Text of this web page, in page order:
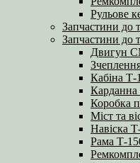
Рульове
Запчастини до
Запчастини до
Двигун
Кабіна Т-
Карданна
Коробка
Міст та
Навіска
Рама Т-